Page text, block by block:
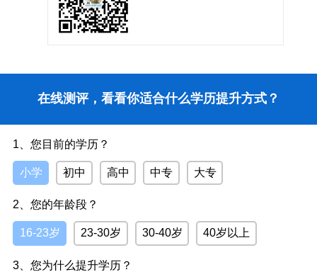
在线测评，看看你适合什么学历提升方式？
1、您目前的学历？
小学 初中 高中 中专 大专
2、您的年龄段？
16-23岁 23-30岁 30-40岁 40岁以上
3、您为什么提升学历？